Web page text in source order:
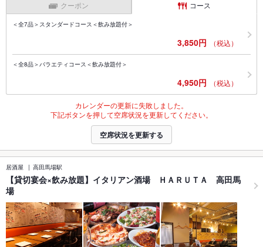
クーポン コース
＜全7品＞スタンダードコース＜飲み放題付＞
3,850円 （税込）
＜全8品＞バラエティコース＜飲み放題付＞
4,950円 （税込）
カレンダーの更新に失敗しました。
下記ボタンを押して空席状況を更新してください。
空席状況を更新する
居酒屋 高田馬場駅
【貸切宴会×飲み放題】イタリアン酒場 ＨＡＲＵＴＡ 高田馬
場